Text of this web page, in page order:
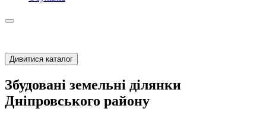
Дивитися каталог
Збудовані земельні ділянки
Дніпровського району